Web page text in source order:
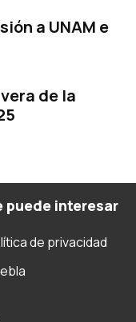
a UNAM e
de la
puede interesar
de privacidad